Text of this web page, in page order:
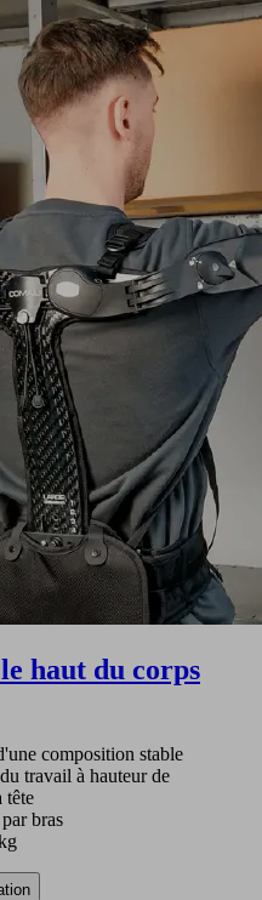
haut du corps
composition stable
travail à hauteur de
tête
bras